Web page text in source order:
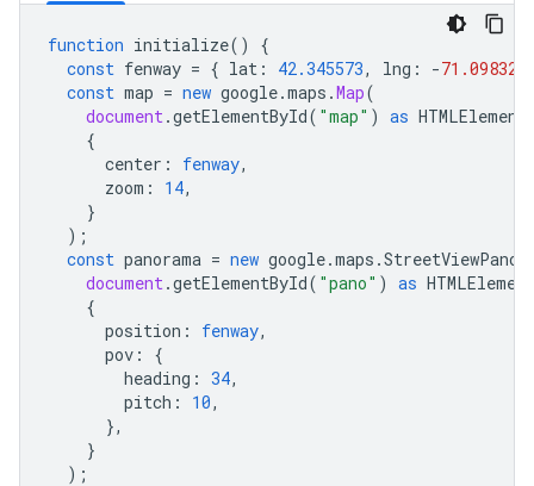
function initialize()
{
const fenway = { lat : 42.345573, lng : -71.098326
const map = new google.maps .Map(
document.getElementById( "map" ) as HTMLElement
{
center : fenway,
zoom : 14,
}
);
const panorama = new google.maps .
document.getElementById( "pano" ) as HTMLElement
{
position : fenway,
pov :
{
heading : 34,
pitch : 10,
},
}
);